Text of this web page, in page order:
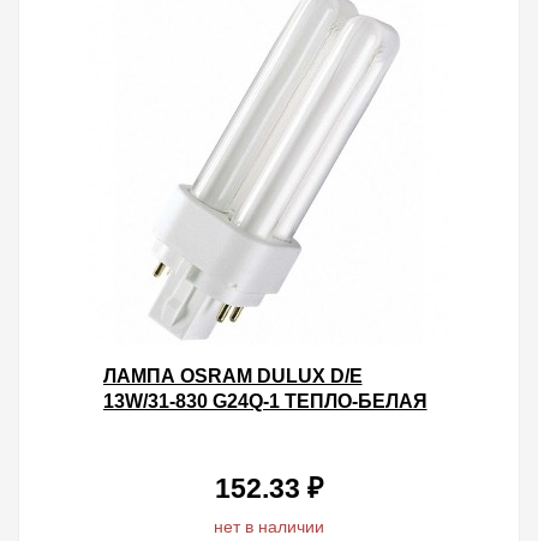
ЛАМПА OSRAM DULUX D/E
13W/31-830 G24Q-1 ТЕПЛО-БЕЛАЯ
152.33 ₽
нет в наличии